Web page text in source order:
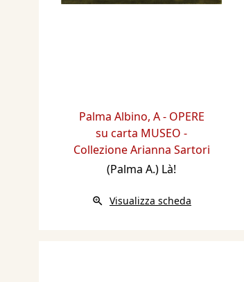
Palma Albino, A - OPERE
su carta MUSEO -
Collezione Arianna Sartori
(Palma A.) Là!
Visualizza scheda